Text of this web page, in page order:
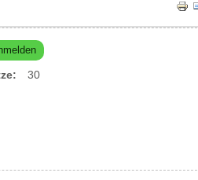
30